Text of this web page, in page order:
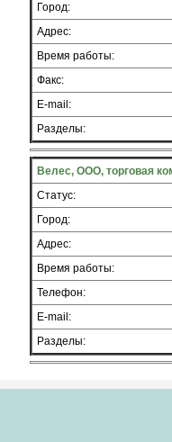
Город:
Адрес:
Время работы:
Факс:
E-mail:
Разделы:
Велес, ООО, торговая
Статус:
Город:
Адрес:
Время работы:
Телефон:
E-mail:
Разделы: